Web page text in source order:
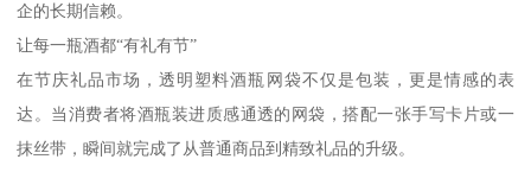
企的长期信赖。
让每一瓶酒都“有礼有节”
在节庆礼品市场，透明塑料酒瓶网袋不仅是包装，更是情感的表
达。当消费者将酒瓶装进质感通透的网袋，搭配一张手写卡片或一
抹丝带，瞬间就完成了从普通商品到精致礼品的升级。